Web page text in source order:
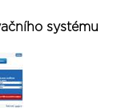
systému